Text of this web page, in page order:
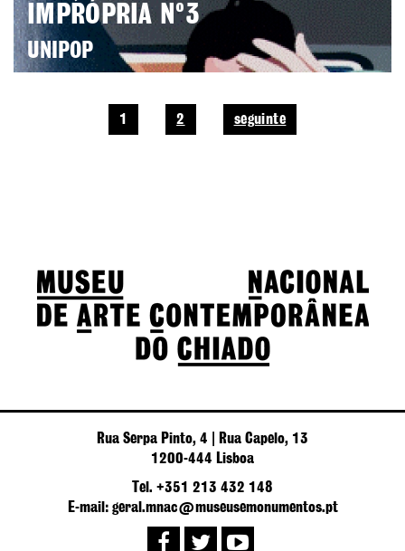
IMPRÓPRIA Nº3
UNIPOP
1 2 seguinte
Rua Serpa Pinto, 4 | Rua Capelo, 13
1200-444 Lisboa
Tel. +351 213 432 148
E-mail: geral.mnac@museusemonumentos.pt